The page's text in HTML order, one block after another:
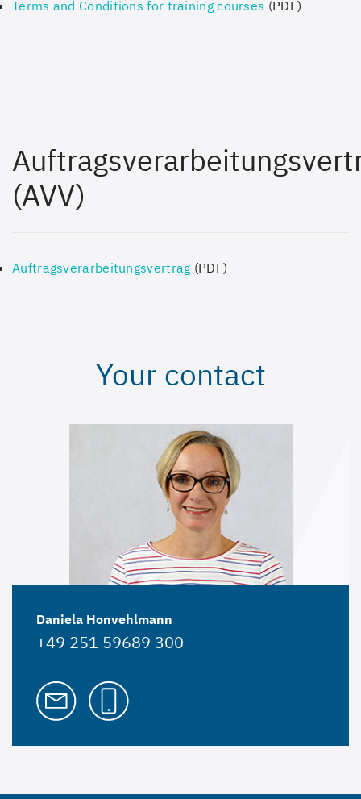
Terms and Conditions for training courses (PDF)
(AVV)
Auftragsverarbeitungsvertrag (PDF)
Your contact
Daniela Honvehlmann
+49 251 59689 300